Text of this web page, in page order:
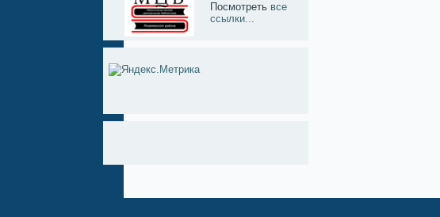
Посмотреть все
ссылки...